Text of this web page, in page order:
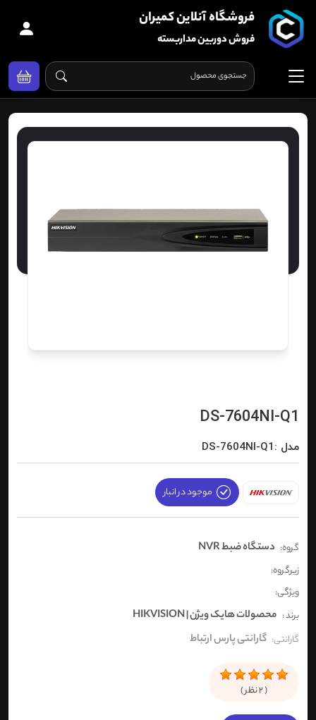
فروشگاه آنلاین کمیران
فروش دوربین مداربسته
DS-7604NI-Q1
مدل :DS-7604NI-Q1
موجود در انبار
گروه: دستگاه ضبط NVR
زیرگروه:
ویژگی:
برند : محصولات هایک ویژن | HIKVISION
گارانتی: گارانتی پارس ارتباط
(
2نظر )